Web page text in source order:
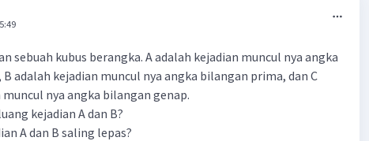
sebuah kubus berangka. A adalah kejadian muncul nya angka
adalah kejadian muncul nya angka bilangan prima, dan C
nya angka bilangan genap.
kejadian A dan B?
A dan B saling lepas?